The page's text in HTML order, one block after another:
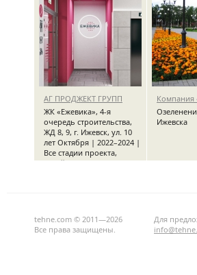
АГ ПРОДЖЕКТ ГРУПП
ЖК «Ежевика», 4-я
очередь строительства,
ЖД 8, 9, г. Ижевск, ул. 10
лет Октября | 2022–2024 |
Все стадии проекта,
дизайн-проект дворового
Компания
Ижевска
tehne.com © 2011—2026
Все права защищены.
Для